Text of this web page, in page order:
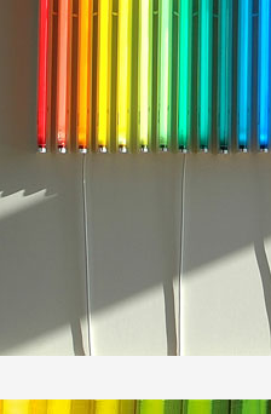
public
d'artistes